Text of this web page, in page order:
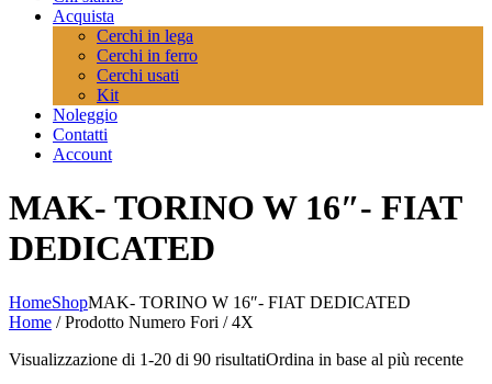
Acquista
Cerchi in lega
Cerchi in ferro
Cerchi usati
Kit
Noleggio
Contatti
Account
MAK- TORINO W 16″- FIAT
DEDICATED
HomeShopMAK- TORINO W 16″- FIAT DEDICATED
Home / Prodotto Numero Fori / 4X
Visualizzazione di 1-20 di 90 risultatiOrdina in base al più recente